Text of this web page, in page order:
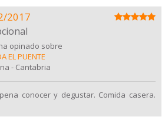
2017
opinado sobre
EL PUENTE
- Cantabria
conocer y degustar. Comida casera.